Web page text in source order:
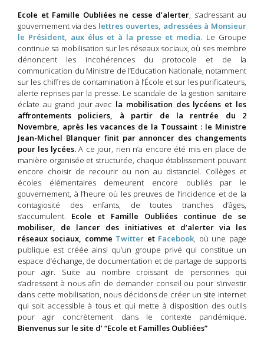
Ecole et Famille Oubliées ne cesse d’alerter , s’adressant au
gouvernement via des lettres ouvertes, adressées à Monsieur
le Président, aux élus et à la presse et media. Le Groupe
continue sa mobilisation sur les réseaux sociaux, où ses membre
dénoncent les incohérences du protocole et de la
communication du Ministre de l’Education Nationale, notamment
sur les chiffres de contamination à l’École et sur les purificateurs,
alerte reprises par la presse. Le scandale de la gestion sanitaire
éclate au grand jour avec la mobilisation des lycéens et les
affrontements policiers, à partir de la rentrée du 2
Novembre, après les vacances de la Toussaint : le Ministre
Jean-Michel Blanquer finit par annoncer des changements
pour les lycées. A ce jour, rien n’a encore été mis en place de
manière organisée et structurée, chaque établissement pouvant
encore choisir de recourir ou non au distanciel. Collèges et
écoles élémentaires demeurent encore oubliés par le
gouvernement, à l’heure où les preuves de l’incidence et de la
contagiosité des enfants, de toutes tranches d’âges,
s’accumulent. Ecole et Famille Oubliées continue de se
mobiliser, de lancer des initiatives et d’alerter via les
réseaux sociaux, comme Twitter et Facebook , où une page
publique est créée ainsi qu’un groupe privé qui constitue un
espace d’échange, de documentation et de partage de supports
pour agir. Suite au nombre croissant de personnes qui
s’adressent à nous afin de demander conseil ou pour s’investir
dans cette mobilisation, nous décidons de créer un site internet
qui soit accessible à tous et qui mette à disposition des outils
pour agir concrètement dans le contexte pandémique.
Bienvenus sur le site d’ “Ecole et Familles Oubliées”